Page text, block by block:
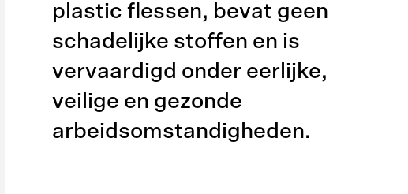
plastic flessen, bevat geen
schadelijke stoffen en is
vervaardigd onder eerlijke,
veilige en gezonde
arbeidsomstandigheden.